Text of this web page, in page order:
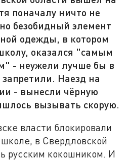
поначалу ничто не
безобидный элемент
одежды, в котором
оказался "самым
- неужели лучше бы в
Наезд на
- вынесли чёрную
вызывать скорую.
власти блокировали
в Свердловской
русским кокошником. И